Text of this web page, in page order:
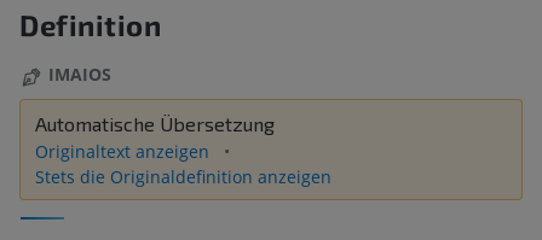
Definition
IMAIOS
Automatische Übersetzung
Originaltext anzeigen
Stets die Originaldefinition anzeigen